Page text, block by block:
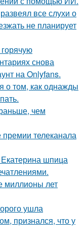
все слухи о
не планирует
снова
на Onlyfans.
о том, как однажды
чем
телеканала
шпица
миллионы лет
ушла
признался, что у